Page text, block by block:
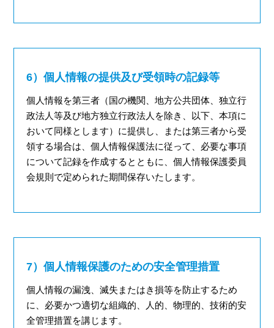
6）個人情報の提供及び受領時の記録等
個人情報を第三者（国の機関、地方公共団体、独立行
政法人等及び地方独立行政法人を除き、以下、本項に
おいて同様とします）に提供し、または第三者から受
領する場合は、個人情報保護法に従って、必要な事項
について記録を作成するとともに、個人情報保護委員
会規則で定められた期間保存いたします。
7）個人情報保護のための安全管理措置
個人情報の漏洩、滅失またはき損等を防止するため
に、必要かつ適切な組織的、人的、物理的、技術的安
全管理措置を講じます。